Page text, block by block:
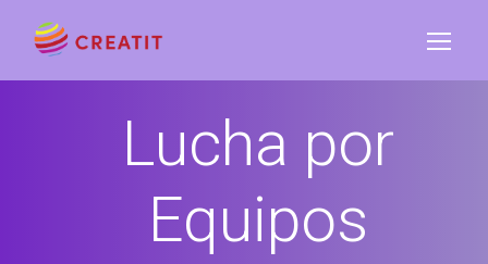
Lucha por
Equipos